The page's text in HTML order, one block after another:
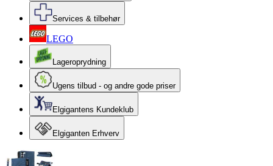
Services & tilbehør
LEGO
Lageroprydning
Ugens tilbud - og andre gode priser
Elgigantens Kundeklub
Elgiganten Erhverv